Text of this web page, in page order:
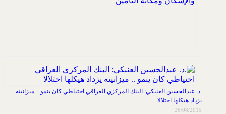
.د. عبدالحسين العنبكي: البنك المركزي العراقي احتياطي كان ينمو .. ميزانيته
يزداد هيكلها اختلالا
26/08/2015